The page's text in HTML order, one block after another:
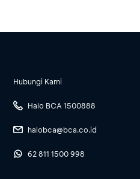
Hubungi Kami
Halo BCA 1500888
halobca@bca.co.id
62 811 1500 998